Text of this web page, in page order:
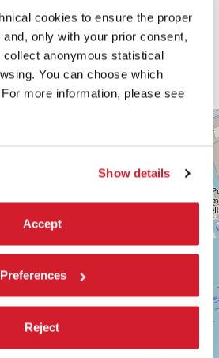
cookies to ensure the proper
only with your prior consent,
anonymous statistical
You can choose which
more information, please see
Show details
Accept
Preferences
Reject